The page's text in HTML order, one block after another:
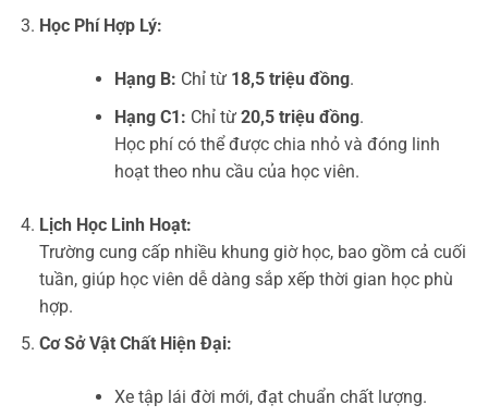
Học Phí Hợp Lý:
Hạng B: Chỉ từ 18,5 triệu đồng.
Hạng C1: Chỉ từ 20,5 triệu đồng.
Học phí có thể được chia nhỏ và đóng linh
hoạt theo nhu cầu của học viên.
Lịch Học Linh Hoạt:
Trường cung cấp nhiều khung giờ học, bao gồm cả cuối
tuần, giúp học viên dễ dàng sắp xếp thời gian học phù
hợp.
Cơ Sở Vật Chất Hiện Đại:
Xe tập lái đời mới, đạt chuẩn chất lượng.